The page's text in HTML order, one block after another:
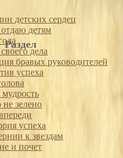
детских сердец
детям
дела
бравых руководителей
успеха
зелено
успеха
к звездам
и почет
Раздел